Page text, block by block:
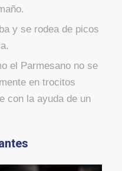
y se rodea de picos
el Parmesano no se
en trocitos
con la ayuda de un